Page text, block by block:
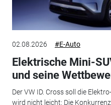
02.08.2026 #E-Auto
Elektrische Mini-
und seine
Der VW ID. Cross soll die
wird nicht leicht: Die